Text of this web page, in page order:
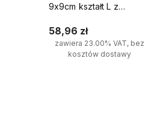
9x9cm kształt L z
58,96 zł
zawiera 23.00% VAT, bez
kosztów dostawy